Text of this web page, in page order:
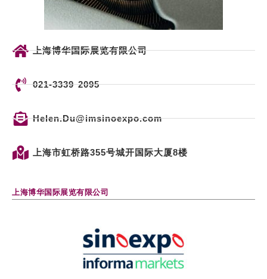
上海博华国际展览有限公司
021-3339 2095
Helen.Du@imsinoexpo.com
上海市虹桥路355号城开国际大厦8楼
上海博华国际展览有限公司